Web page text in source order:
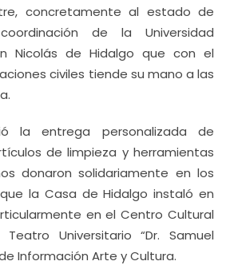
concretamente al estado de
de la Universidad
Nicolás de Hidalgo que con el
civiles tiende su mano a las
la entrega personalizada de
de limpieza y herramientas
donaron solidariamente en los
la Casa de Hidalgo instaló en
en el Centro Cultural
Universitario “Dr. Samuel
Información Arte y Cultura.